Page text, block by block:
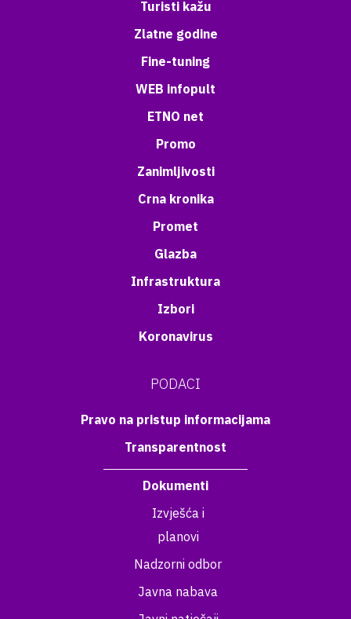
Turisti kažu
Zlatne godine
Fine-tuning
WEB infopult
ETNO net
Promo
Zanimljivosti
Crna kronika
Promet
Glazba
Infrastruktura
Izbori
Koronavirus
PODACI
Pravo na pristup informacijama
Transparentnost
Dokumenti
Izvješća i
planovi
Nadzorni odbor
Javna nabava